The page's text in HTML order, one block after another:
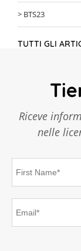
BTS23
TUTTI GLI
Riceve
nelle